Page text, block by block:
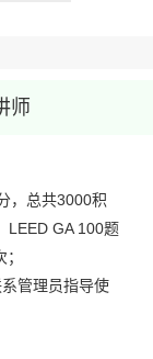
师
，总共3000积
LEED GA 100题
管理员指导使